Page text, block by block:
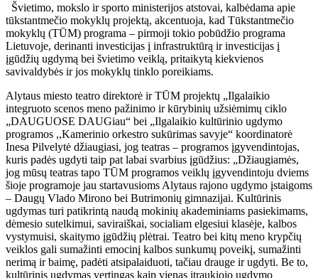
Švietimo, mokslo ir sporto ministerijos atstovai, kalbėdama apie
tūkstantmečio mokyklų projektą, akcentuoja, kad Tūkstantmečio
mokyklų (TŪM) programa – pirmoji tokio pobūdžio programa
Lietuvoje, derinanti investicijas į infrastruktūrą ir investicijas į
įgūdžių ugdymą bei švietimo veiklą, pritaikytą kiekvienos
savivaldybės ir jos mokyklų tinklo poreikiams.
Alytaus miesto teatro direktorė ir TŪM projektų „Ilgalaikio
integruoto scenos meno pažinimo ir kūrybinių užsiėmimų ciklo
„DAUGUOSE DAUGiau“ bei „Ilgalaikio kultūrinio ugdymo
programos ,,Kamerinio orkestro sukūrimas savyje“ koordinatorė
Inesa Pilvelytė džiaugiasi, jog teatras – programos įgyvendintojas,
kuris padės ugdyti taip pat labai svarbius įgūdžius: „Džiaugiamės,
jog mūsų teatras tapo TŪM programos veiklų įgyvendintoju dviems
šioje programoje jau startavusioms Alytaus rajono ugdymo įstaigoms
– Daugų Vlado Mirono bei Butrimonių gimnazijai. Kultūrinis
ugdymas turi patikrintą naudą mokinių akademiniams pasiekimams,
dėmesio sutelkimui, saviraiškai, socialiam elgesiui klasėje, kalbos
vystymuisi, skaitymo įgūdžių plėtrai. Teatro bei kitų meno krypčių
veiklos gali sumažinti emocinį kalbos sunkumų poveikį, sumažinti
nerimą ir baimę, padėti atsipalaiduoti, tačiau drauge ir ugdyti. Be to,
kultūrinis ugdymas vertingas kaip vienas įtraukiojo ugdymo